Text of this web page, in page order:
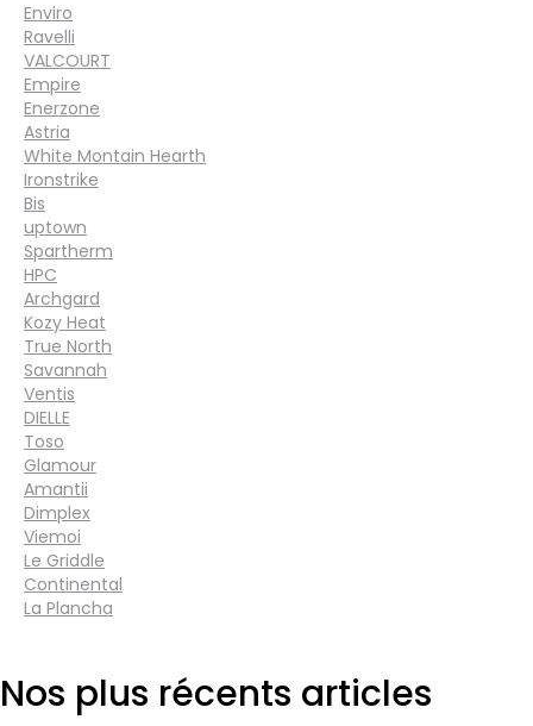
Enviro
Ravelli
VALCOURT
Empire
Enerzone
Astria
White Montain Hearth
Ironstrike
Bis
uptown
Spartherm
HPC
Archgard
Kozy Heat
True North
Savannah
Ventis
DIELLE
Toso
Glamour
Amantii
Dimplex
Viemoi
Le Griddle
Continental
La Plancha
Nos plus récents articles